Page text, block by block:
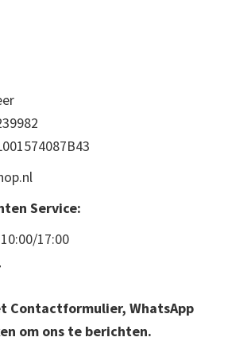
Service:
17:00
Contactformulier, WhatsApp
om ons te berichten.